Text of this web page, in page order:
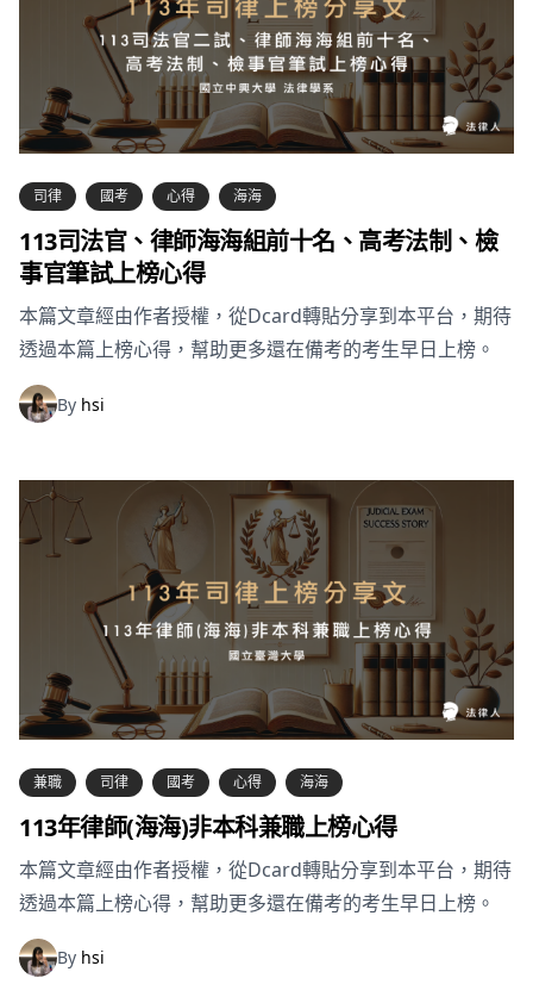
司律 國考 心得 海海
113司法官、律師海海組前十名、高考法制、檢
事官筆試上榜心得
本篇文章經由作者授權，從Dcard轉貼分享到本平台，期待
透過本篇上榜心得，幫助更多還在備考的考生早日上榜。
By hsi
兼職 司律 國考 心得 海海
113年律師(海海)非本科兼職上榜心得
本篇文章經由作者授權，從Dcard轉貼分享到本平台，期待
透過本篇上榜心得，幫助更多還在備考的考生早日上榜。
By hsi